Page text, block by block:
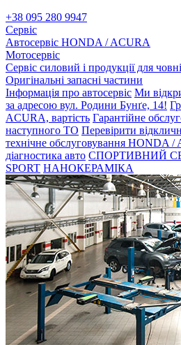
+38 095 280 9947
Сервіс
Автосервіс HONDA / ACURA
Мотосервіс
Сервіс силовий і продукції для
Оригінальні запасні частини
Інформація про автосервіс Ми
за адресою вул. Родини Бунґе, 14!
ACURA, вартість Гарантійне
наступного ТО Перевірити
технічне обслуговування HONDA /
діагностика авто СПОРТИВНИЙ
SPORT НАНОКЕРАМІКА